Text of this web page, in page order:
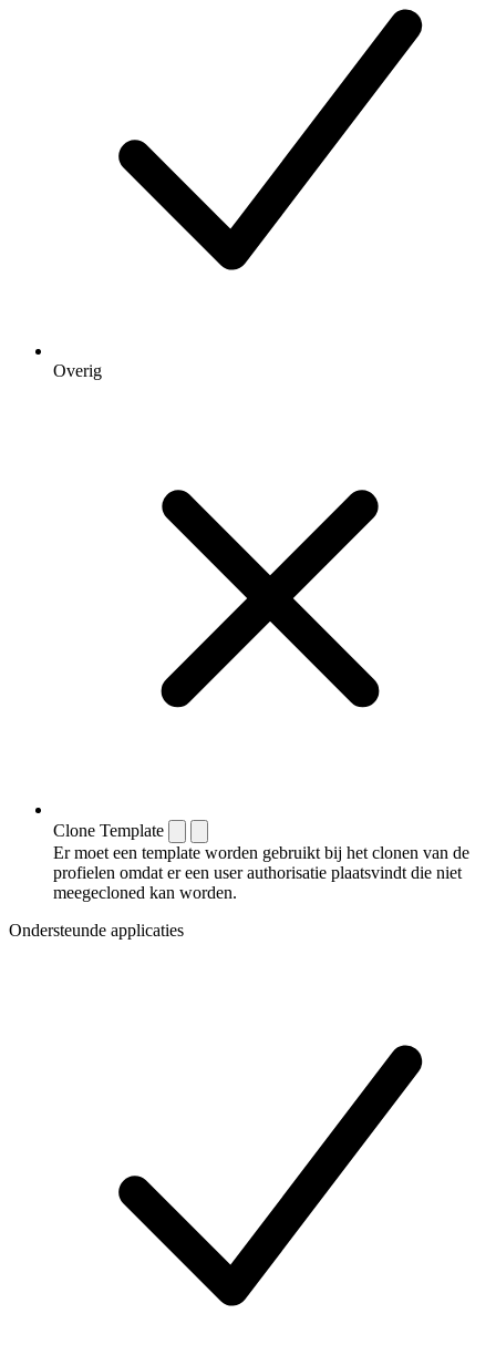
Overig
Clone Template
Er moet een template worden gebruikt bij het clonen van de
profielen omdat er een user authorisatie plaatsvindt die niet
meegecloned kan worden.
Ondersteunde applicaties